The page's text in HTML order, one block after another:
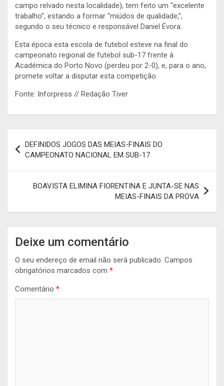
campo relvado nesta localidade), tem feito um “excelente
trabalho”, estando a formar “miúdos de qualidade,”,
segundo o seu técnico e responsável Daniel Évora.
Esta época esta escola de futebol esteve na final do
campeonato regional de futebol sub-17 frente à
Académica do Porto Novo (perdeu por 2-0), e, para o ano,
promete voltar a disputar esta competição.
Fonte: Inforpress // Redação Tiver
de
artigos
DEFINIDOS JOGOS DAS MEIAS-FINAIS DO
CAMPEONATO NACIONAL EM SUB-17
BOAVISTA ELIMINA FIORENTINA E JUNTA-SE NAS
MEIAS-FINAIS DA PROVA
Deixe um comentário
O seu endereço de email não será publicado. Campos
obrigatórios marcados com *
Comentário *